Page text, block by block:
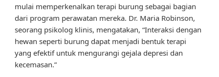
mulai memperkenalkan terapi burung sebagai bagian
dari program perawatan mereka. Dr. Maria Robinson,
seorang psikolog klinis, mengatakan, “Interaksi dengan
hewan seperti burung dapat menjadi bentuk terapi
yang efektif untuk mengurangi gejala depresi dan
kecemasan.”